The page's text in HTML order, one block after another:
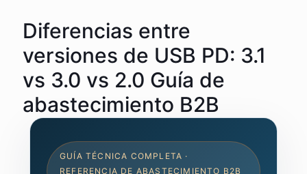
Diferencias entre
versiones de USB PD: 3.1
vs 3.0 vs 2.0 Guía de
abastecimiento B2B
GUÍA TÉCNICA COMPLETA ·
REFERENCIA DE ABASTECIMIENTO B2B